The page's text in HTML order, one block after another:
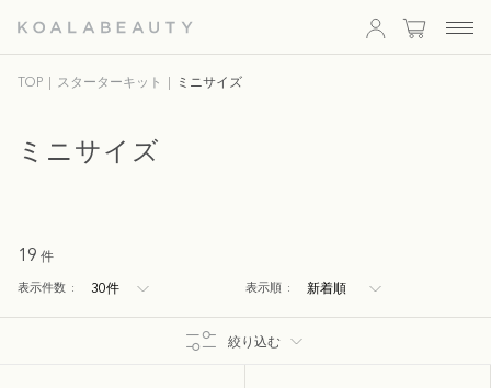
BEAUTY
TOP スターターキット ミニサイズ
ミニサイズ
19 件
表示件数 : 表示順 :
絞り込む